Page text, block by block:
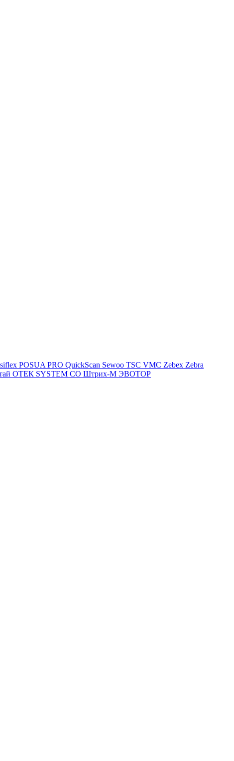
POSUA PRO QuickScan Sewoo TSC VMC Zebex Zebra
ОТЕК SYSTEM CO Штрих-М ЭВОТОР